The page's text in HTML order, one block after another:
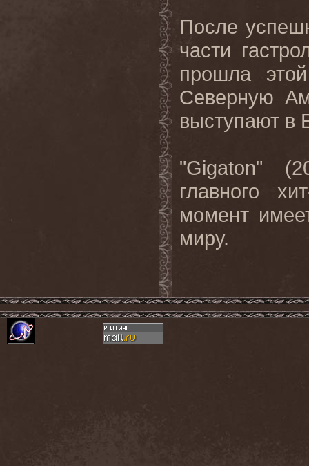
После
части
прошла
Северную
выступают в
"Gigaton"
главного
момент
миру.